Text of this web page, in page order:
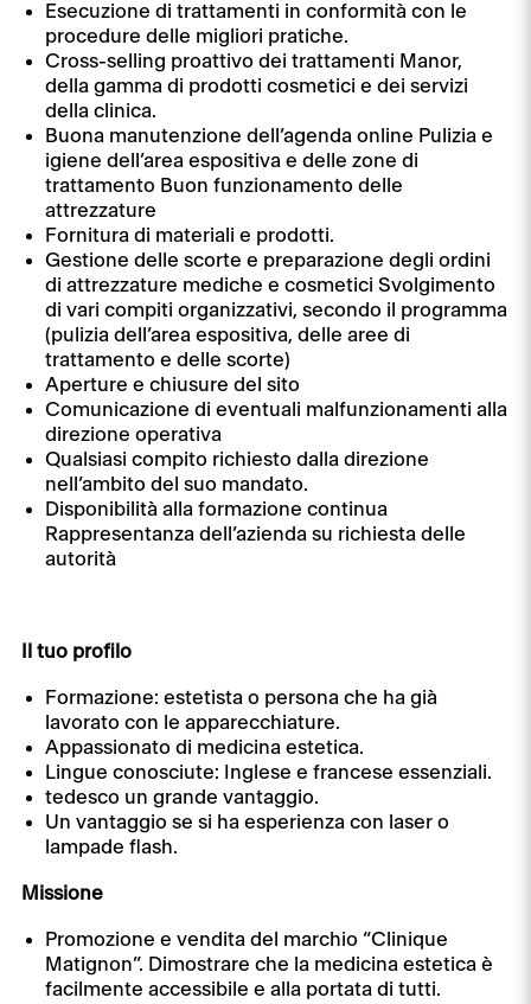
Esecuzione di trattamenti in conformità con le
procedure delle migliori pratiche.
Cross-selling proattivo dei trattamenti Manor,
della gamma di prodotti cosmetici e dei servizi
della clinica.
Buona manutenzione dell’agenda online Pulizia e
igiene dell’area espositiva e delle zone di
trattamento Buon funzionamento delle
attrezzature
Fornitura di materiali e prodotti.
Gestione delle scorte e preparazione degli ordini
di attrezzature mediche e cosmetici Svolgimento
di vari compiti organizzativi, secondo il programma
(pulizia dell’area espositiva, delle aree di
trattamento e delle scorte)
Aperture e chiusure del sito
Comunicazione di eventuali malfunzionamenti alla
direzione operativa
Qualsiasi compito richiesto dalla direzione
nell’ambito del suo mandato.
Disponibilità alla formazione continua
Rappresentanza dell’azienda su richiesta delle
autorità
Il tuo profilo
Formazione: estetista o persona che ha già
lavorato con le apparecchiature.
Appassionato di medicina estetica.
Lingue conosciute: Inglese e francese essenziali.
tedesco un grande vantaggio.
Un vantaggio se si ha esperienza con laser o
lampade flash.
Missione
Promozione e vendita del marchio “Clinique
Matignon”. Dimostrare che la medicina estetica è
facilmente accessibile e alla portata di tutti.